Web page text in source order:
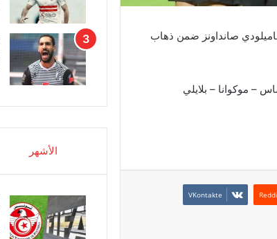
صانداونز ضمن ذهاب
– موكوانا – بلايلي
الأشهر